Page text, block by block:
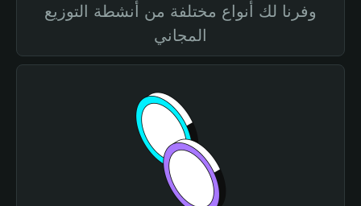
وفرنا لك أنواع مختلفة من أنشطة التوزيع
المجاني